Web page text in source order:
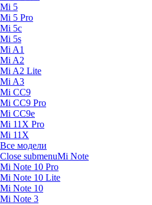
Mi 5
Mi 5 Pro
Mi 5c
Mi 5s
Mi A1
Mi A2
Mi A2 Lite
Mi A3
Mi CC9
Mi CC9 Pro
Mi CC9e
Mi 11X Pro
Mi 11X
Все модели
Close submenuMi Note
Mi Note 10 Pro
Mi Note 10 Lite
Mi Note 10
Mi Note 3